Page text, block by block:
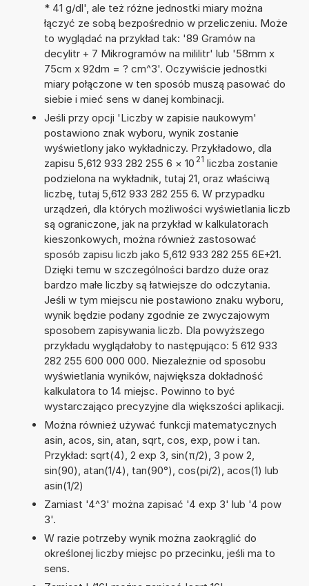
* 41 g/dl', ale też różne jednostki miary można
łączyć ze sobą bezpośrednio w przeliczeniu. Może
to wyglądać na przykład tak: '89 Gramów na
decylitr + 7 Mikrogramów na mililitr' lub '58mm x
75cm x 92dm = ? cm^3'. Oczywiście jednostki
miary połączone w ten sposób muszą pasować do
siebie i mieć sens w danej kombinacji.
Jeśli przy opcji 'Liczby w zapisie naukowym'
postawiono znak wyboru, wynik zostanie
wyświetlony jako wykładniczy. Przykładowo, dla
zapisu 5,612 933 282 255 6 × 10 21 liczba zostanie
podzielona na wykładnik, tutaj 21, oraz właściwą
liczbę, tutaj 5,612 933 282 255 6. W przypadku
urządzeń, dla których możliwości wyświetlania liczb
są ograniczone, jak na przykład w kalkulatorach
kieszonkowych, można również zastosować
sposób zapisu liczb jako 5,612 933 282 255 6E+21.
Dzięki temu w szczególności bardzo duże oraz
bardzo małe liczby są łatwiejsze do odczytania.
Jeśli w tym miejscu nie postawiono znaku wyboru,
wynik będzie podany zgodnie ze zwyczajowym
sposobem zapisywania liczb. Dla powyższego
przykładu wyglądałoby to następująco: 5 612 933
282 255 600 000 000. Niezależnie od sposobu
wyświetlania wyników, największa dokładność
kalkulatora to 14 miejsc. Powinno to być
wystarczająco precyzyjne dla większości aplikacji.
Można również używać funkcji matematycznych
asin, acos, sin, atan, sqrt, cos, exp, pow i tan.
Przykład: sqrt(4), 2 exp 3, sin(π/2), 3 pow 2,
sin(90), atan(1/4), tan(90°), cos(pi/2), acos(1) lub
asin(1/2)
Zamiast '4^3' można zapisać '4 exp 3' lub '4 pow
3'.
W razie potrzeby wynik można zaokrąglić do
określonej liczby miejsc po przecinku, jeśli ma to
sens.